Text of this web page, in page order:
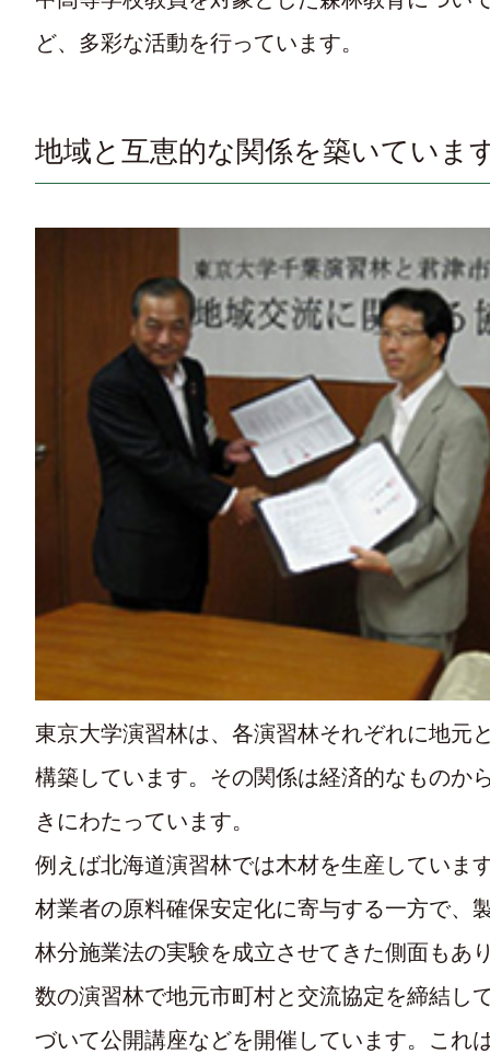
ど、多彩な活動を行っています。
地域と互恵的な関係を築いていま
東京大学演習林は、各演習林それぞれに地元
構築しています。その関係は経済的なものか
きにわたっています。
例えば北海道演習林では木材を生産していま
材業者の原料確保安定化に寄与する一方で、
林分施業法の実験を成立させてきた側面もあ
数の演習林で地元市町村と交流協定を締結し
づいて公開講座などを開催しています。これ